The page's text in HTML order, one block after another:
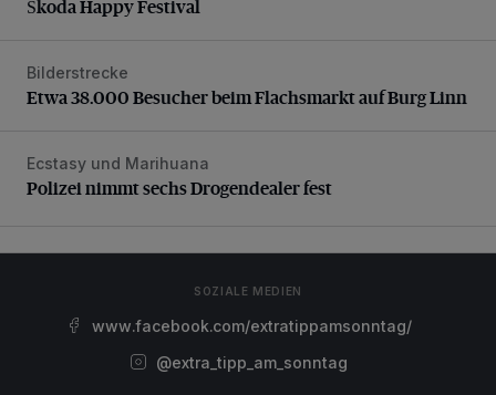
Škoda Happy Festival
Etwa 38.000 Besucher beim Flachsmarkt auf Burg Linn
Bilderstrecke
Etwa 38.000 Besucher beim Flachsmarkt auf Burg Linn
Polizei nimmt sechs Drogendealer fest
Ecstasy und Marihuana
Polizei nimmt sechs Drogendealer fest
SOZIALE MEDIEN
www.facebook.com/extratippamsonntag/
@extra_tipp_am_sonntag